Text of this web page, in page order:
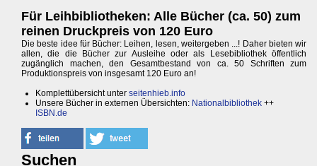
Für Leihbibliotheken: Alle Bücher (ca. 50) zum
reinen Druckpreis von 120 Euro
Die beste idee für Bücher: Leihen, lesen, weitergeben ...! Daher bieten wir
allen, die die Bücher zur Ausleihe oder als Lesebibliothek öffentlich
zugänglich machen, den Gesamtbestand von ca. 50 Schriften zum
Produktionspreis von insgesamt 120 Euro an!
Komplettübersicht unter seitenhieb.info
Unsere Bücher in externen Übersichten: Nationalbibliothek ++
ISBN.de
Suchen